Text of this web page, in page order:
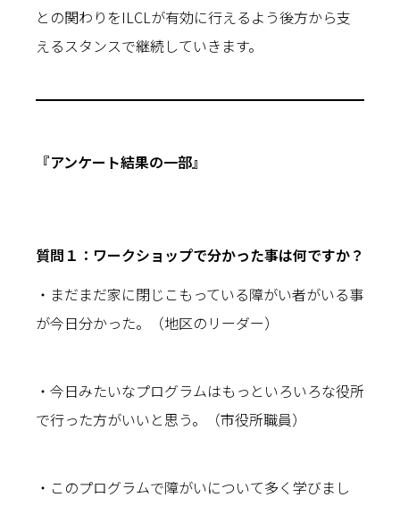
との関わりをILCLが有効に行えるよう後方から支
えるスタンスで継続していきます。
『アンケート結果の一部』
質問１：ワークショップで分かった事は何ですか？
・まだまだ家に閉じこもっている障がい者がいる事
が今日分かった。（地区のリーダー）
・今日みたいなプログラムはもっといろいろな役所
で行った方がいいと思う。（市役所職員）
・このプログラムで障がいについて多く学びまし